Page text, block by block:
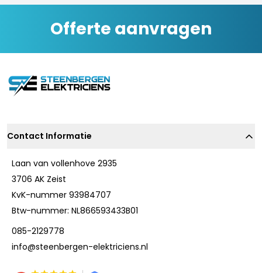
Offerte aanvragen
Contact Informatie
Laan van vollenhove 2935
3706 AK Zeist
KvK-nummer 93984707
Btw-nummer: NL866593433B01
085-2129778
info@steenbergen-elektriciens.nl